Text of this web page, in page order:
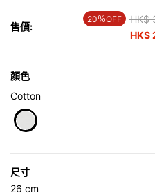
售價:
20％OFF Price
HK$
HK$
顏色
Cotton
尺寸
26 cm